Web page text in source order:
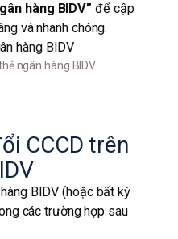
PHÍ
hàng BIDV” để cập
và nhanh chóng.
ngân hàng BIDV
CCCD trên
BIDV (hoặc bất kỳ
các trường hợp sau